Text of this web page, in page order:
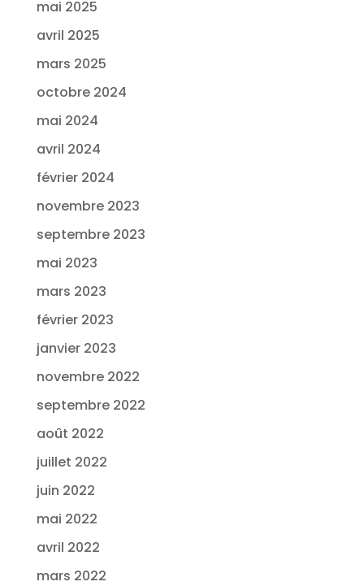
mai 2025
avril 2025
mars 2025
octobre 2024
mai 2024
avril 2024
février 2024
novembre 2023
septembre 2023
mai 2023
mars 2023
février 2023
janvier 2023
novembre 2022
septembre 2022
août 2022
juillet 2022
juin 2022
mai 2022
avril 2022
mars 2022